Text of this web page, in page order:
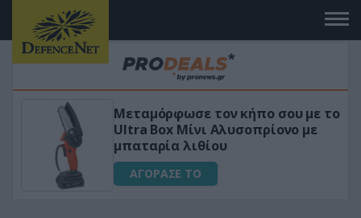
Μεταμόρφωσε τον κήπο σου με το
Ultra Box Μίνι Αλυσοπρίονο με
μπαταρία λιθίου
ΑΓΟΡΑΣΕ ΤΟ